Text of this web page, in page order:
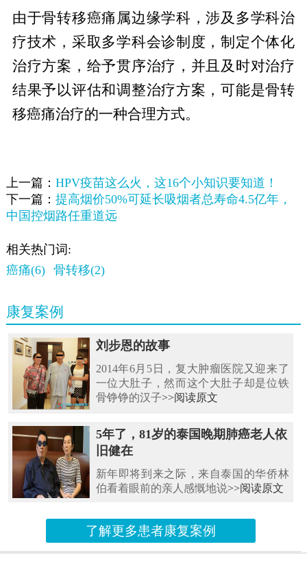
由于骨转移癌痛属边缘学科，涉及多学科治
疗技术，采取多学科会诊制度，制定个体化
治疗方案，给予贯序治疗，并且及时对治疗
结果予以评估和调整治疗方案，可能是骨转
移癌痛治疗的一种合理方式。
上一篇： HPV疫苗这么火，这16个小知识要知道！
下一篇： 提高烟价50%可延长吸烟者总寿命4.5亿年，
中国控烟路任重道远
相关热门词:
癌痛(6)
骨转移(2)
康复案例
刘步恩的故事
2014年6月5日，复大肿瘤医院又迎来了
一位大肚子，然而这个大肚子却是位铁
骨铮铮的汉子>>阅读原文
5年了，81岁的泰国晚期肺癌老人依
旧健在
新年即将到来之际，来自泰国的华侨林
伯看着眼前的亲人感慨地说>>阅读原文
了解更多患者康复案例